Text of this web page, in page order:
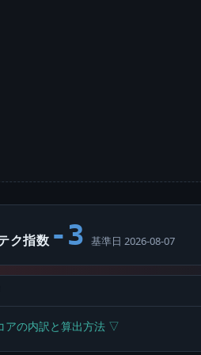
ク指数 -3 基準日 2026-08-07
アの内訳と算出方法 ▽